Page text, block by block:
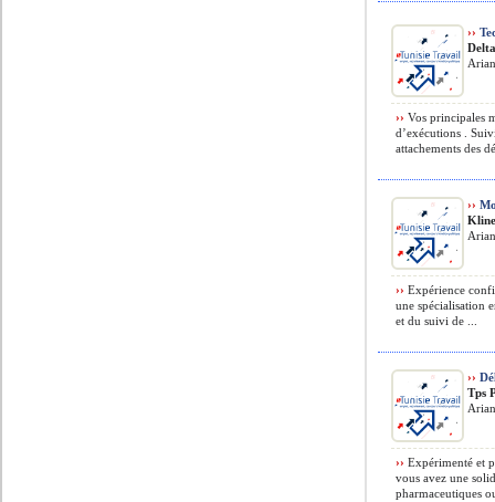
››
›› Vos principales
d’exécutions .
attachements des
››
›› Expérience
une spécialisation
et du suivi de ...
››
Tps
›› Expérimenté et
vous avez une
pharmaceutiques